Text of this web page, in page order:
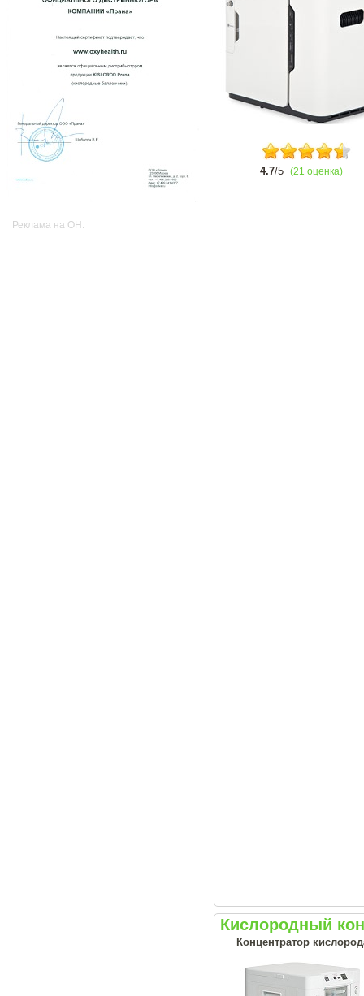
Реклама на OH:
4.7/5 (21 оценка)
Кислородный
Концентратор